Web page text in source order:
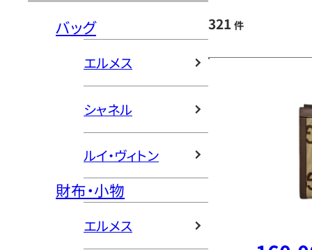
バッグ
エルメス
シャネル
ルイ・ヴィトン
財布・小物
エルメス
321 件